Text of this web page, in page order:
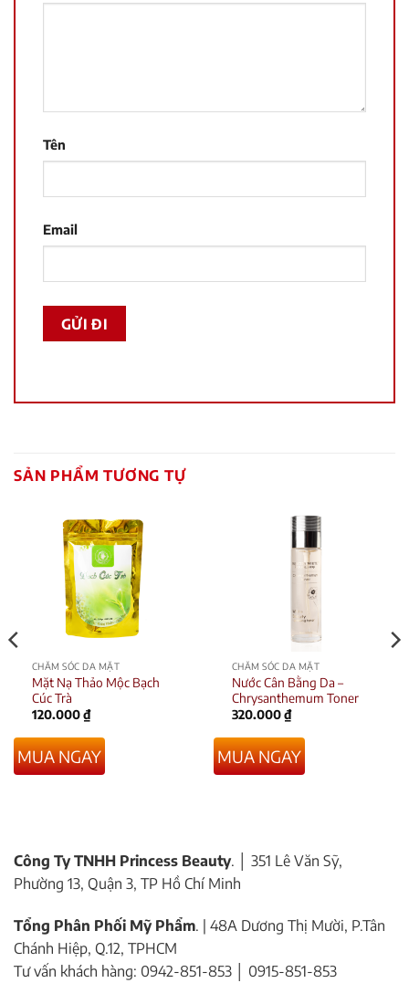
Tên
Email
SẢN PHẨM TƯƠNG TỰ
CHĂM SÓC DA MẶT
Mặt Nạ Thảo Mộc Bạch
Cúc Trà
120.000₫
MUA NGAY
CHĂM SÓC DA MẶT
Nước Cân Bằng Da –
Chrysanthemum Toner
320.000₫
MUA NGAY
Công Ty TNHH Princess Beauty. │ 351 Lê Văn Sỹ,
Phường 13, Quận 3, TP Hồ Chí Minh
Tổng Phân Phối Mỹ Phẩm. | 48A Dương Thị Mười, P.Tân
Chánh Hiệp, Q.12, TPHCM
Tư vấn khách hàng: 0942-851-853 │ 0915-851-853